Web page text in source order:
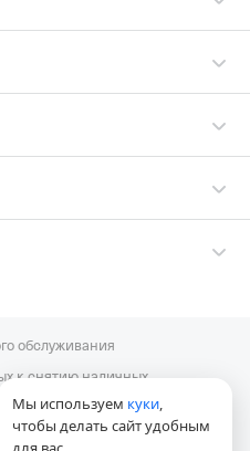
обслуживания
к снятию наличных
Мы используем куки,
чтобы делать сайт удобным